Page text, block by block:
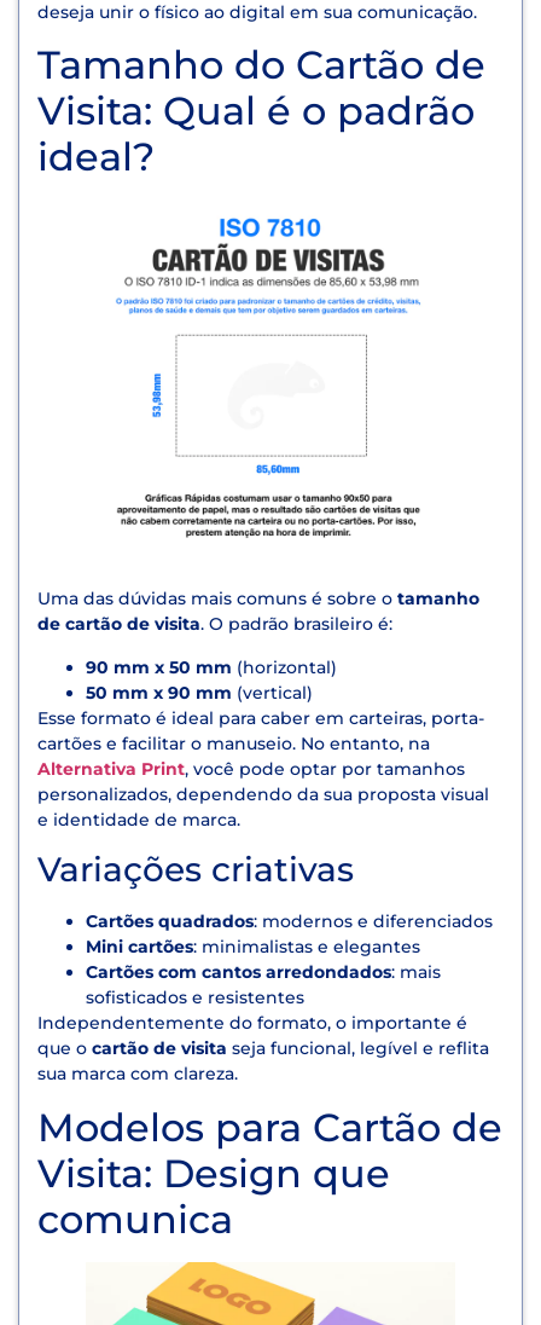
deseja unir o físico ao digital em sua comunicação.
Tamanho do Cartão de
Visita: Qual é o padrão
ideal?
Uma das dúvidas mais comuns é sobre o tamanho
de cartão de visita. O padrão brasileiro é:
90 mm x 50 mm (horizontal)
50 mm x 90 mm (vertical)
Esse formato é ideal para caber em carteiras, porta-
cartões e facilitar o manuseio. No entanto, na
Alternativa Print, você pode optar por tamanhos
personalizados, dependendo da sua proposta visual
e identidade de marca.
Variações criativas
Cartões quadrados: modernos e diferenciados
Mini cartões: minimalistas e elegantes
Cartões com cantos arredondados: mais
sofisticados e resistentes
Independentemente do formato, o importante é
que o cartão de visita seja funcional, legível e reflita
sua marca com clareza.
Modelos para Cartão de
Visita: Design que
comunica